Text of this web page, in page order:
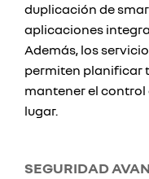
duplicación de
aplicaciones
Además, los
permiten planificar
mantener el control
lugar.
SEGURIDAD